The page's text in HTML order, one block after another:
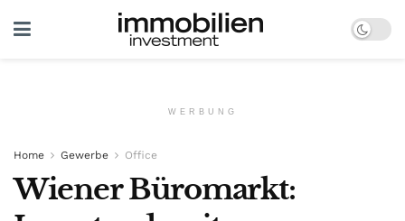
WERBUNG
Home Gewerbe Office
Wiener Büromarkt: